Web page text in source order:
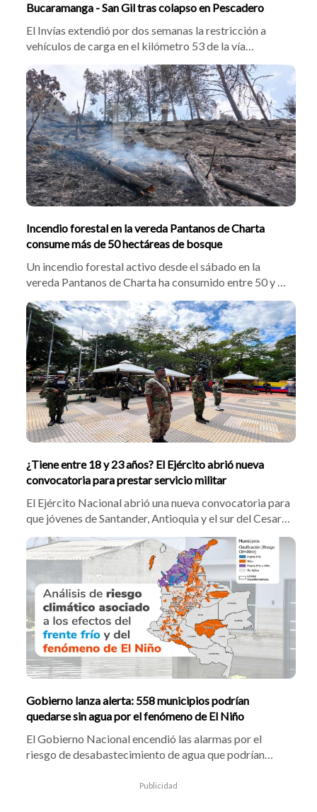
Bucaramanga - San Gil tras colapso en Pescadero
El Invías extendió por dos semanas la restricción a
vehículos de carga en el kilómetro 53 de la vía
Bucaramanga-San Gil por el colapso de la banca en
Pescadero. El director operativo, William Molano,
explicó que avanzan obras de mitigación y evalúan
soluciones definitivas para reabrir el tramo.
Incendio forestal en la vereda Pantanos de Charta
consume más de 50 hectáreas de bosque
Un incendio forestal activo desde el sábado en la
vereda Pantanos de Charta ha consumido entre 50 y 60
hectáreas. Bomberos de Charta, Matanza, Tona y
Bucaramanga trabajan en el sitio, mientras la Oficina
de Gestión del Riesgo solicitó apoyo aéreo con Bambi
Bucket para frenar las llamas que amenazan fuentes
hídricas estratégicas.
¿Tiene entre 18 y 23 años? El Ejército abrió nueva
convocatoria para prestar servicio militar
El Ejército Nacional abrió una nueva convocatoria para
que jóvenes de Santander, Antioquia y el sur del Cesar
presten el servicio militar. Las inscripciones estarán
habilitadas hasta el próximo 27 de agosto y los
seleccionados accederán a beneficios económicos,
educativos y de formación.
Gobierno lanza alerta: 558 municipios podrían
quedarse sin agua por el fenómeno de El Niño
El Gobierno Nacional encendió las alarmas por el
riesgo de desabastecimiento de agua que podrían
episodios del fenómeno de El Niño, una situación que
Publicidad